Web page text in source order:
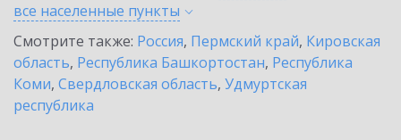
все населенные пункты
Смотрите также: Россия, Пермский край, Кировская
область, Республика Башкортостан, Республика
Коми, Свердловская область, Удмуртская
республика